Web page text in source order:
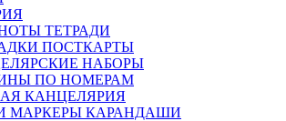
ТЕТРАДИ
ПОСТКАРТЫ
НАБОРЫ
ПО НОМЕРАМ
КАНЦЕЛЯРИЯ
МАРКЕРЫ КАРАНДАШИ